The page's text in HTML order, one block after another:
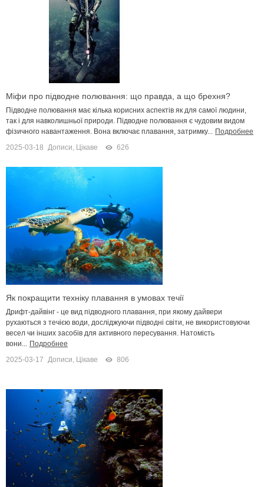
Міфи про підводне полювання: що правда, а що брехня?
Підводне полювання має кілька корисних аспектів як для самої людини,
так і для навколишньої природи. Підводне полювання є чудовим видом
фізичного навантаження. Вона включає плавання, затримку...
Подробнее
2025-03-18
Дописи Цікаве 626
Як покращити техніку плавання в умовах течії
Дрифт-дайвінг - це вид підводного плавання, при якому дайвери
рухаються з течією води, досліджуючи підводні світи, не використовуючи
весел чи інших засобів для активного пересування. Натомість
вони...
Подробнее
2025-03-17
Дописи Цікаве 806